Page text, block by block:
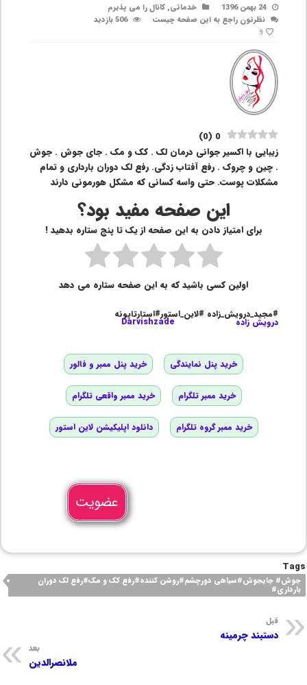
24 بهمن 1396 خدماتی,کانال را می پذیرم
نظرتون راجع به این صفحه چیست
506 بازدید
9
0
(
0
)
زیبایی با اکسیر جوانی درمان لک . کک و مک . جای جوش . جوش
. چین و چروک . رفع آفتاب زدگی. رفع لک دوران بارداری و تمام
مشکلات پوست. حتی واسه کسانی که مشکل هورمونی دارند
این صفحه مفید بود؟
برای امتیاز دادن به این صفحه از یک تا پنج ستاره بدهید !
اولین کسی باشید که به این صفحه ستاره می دهد
#مجید_درویش_زاده #لاین_استور#استارتاپونه
درویش زاده Darvishzade
خرید پنل نمایندگی خرید پنل ممبر و فالور
خرید ممبر تلگرام خرید ممبر واقعی تلگرام
خرید ممبر گروه تلگرام دانلود اپلیکیشن لاین استور
عضویت
Tags
جوش# جایجوش#سیاهی دورچشم#روشن کننده#رفع کک و مک#رفع لک دوران
بارداری#
قبل
دستبند چرمینه
بعد
ملانصرالدین